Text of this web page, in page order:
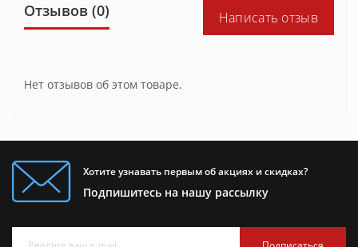
Отзывов (0) Написать отзыв
Нет отзывов об этом товаре.
Хотите узнавать первым об акциях и скидках?
Подпишитесь на нашу рассылку